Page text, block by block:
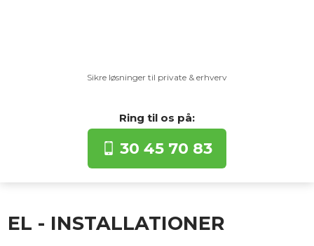
Sikre løsninger til private & erhverv​
Ring til os​ på:​
30 45 70 83
​EL - INSTALLATIONER